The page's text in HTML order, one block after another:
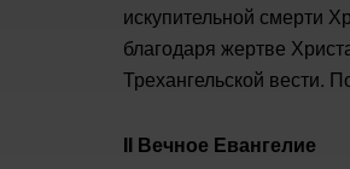
искупительной смерти
благодаря жертве
Трехангельской вести.
II Вечное Евангелие